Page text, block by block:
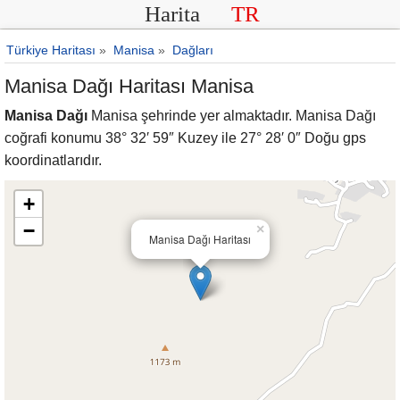
Harita TR
Türkiye Haritası » Manisa » Dağları
Manisa Dağı Haritası Manisa
Manisa Dağı Manisa şehrinde yer almaktadır. Manisa Dağı
coğrafi konumu 38° 32′ 59″ Kuzey ile 27° 28′ 0″ Doğu gps
koordinatlarıdır.
Manisa Dağı Haritası
×
+
−